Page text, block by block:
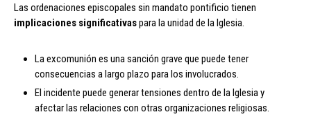
Las ordenaciones episcopales sin mandato pontificio tienen
implicaciones significativaspara la unidad de la Iglesia.
La excomunión es una sanción grave que puede tener
consecuencias a largo plazo para los involucrados.
El incidente puede generar tensiones dentro de la Iglesia y
afectar las relaciones con otras organizaciones religiosas.